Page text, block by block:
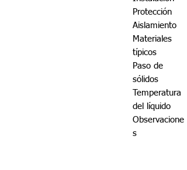
Protección
Aislamiento
Materiales
típicos
Paso de
sólidos
Temperatura
del líquido
Observacione
s